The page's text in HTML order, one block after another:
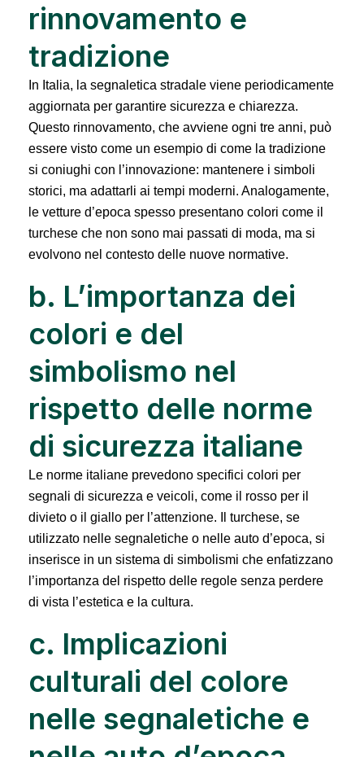
rinnovamento e
tradizione
In Italia, la segnaletica stradale viene periodicamente
aggiornata per garantire sicurezza e chiarezza.
Questo rinnovamento, che avviene ogni tre anni, può
essere visto come un esempio di come la tradizione
si coniughi con l’innovazione: mantenere i simboli
storici, ma adattarli ai tempi moderni. Analogamente,
le vetture d’epoca spesso presentano colori come il
turchese che non sono mai passati di moda, ma si
evolvono nel contesto delle nuove normative.
b. L’importanza dei
colori e del
simbolismo nel
rispetto delle norme
di sicurezza italiane
Le norme italiane prevedono specifici colori per
segnali di sicurezza e veicoli, come il rosso per il
divieto o il giallo per l’attenzione. Il turchese, se
utilizzato nelle segnaletiche o nelle auto d’epoca, si
inserisce in un sistema di simbolismi che enfatizzano
l’importanza del rispetto delle regole senza perdere
di vista l’estetica e la cultura.
c. Implicazioni
culturali del colore
nelle segnaletiche e